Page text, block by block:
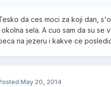
da ces moci za koji dan,
okolna sela. A cuo sam da su
na jezeru i kakve ce
May 20, 2014